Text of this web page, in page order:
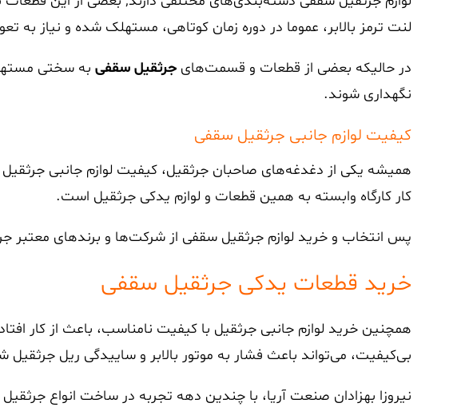
لنت ترمز بالابر، عموما در دوره زمان کوتاهی، مستهلک شده و نیاز
در حالیکه بعضی از قطعات و قسمت‌های جرثقیل سقفی به سختی
نگهداری شوند.
کیفیت لوازم جانبی جرثقیل سقفی
همیشه یکی از دغدغه‌های صاحبان جرثقیل، کیفیت لوازم جانبی جرثقیل
کار کارگاه وابسته به همین قطعات و لوازم یدکی جرثقیل است.
پس انتخاب و خرید لوازم جرثقیل سقفی از شرکت‌ها و برندهای معتبر
خرید قطعات یدکی جرثقیل سقفی
همچنین خرید لوازم جانبی جرثقیل با کیفیت نامناسب، باعث از کار
بی‌کیفیت، می‌‌تواند باعث فشار به موتور بالابر و ساییدگی ریل جرثقیل
نیروزا بهزادان صنعت آریا، با چندین دهه تجربه در ساخت انواع